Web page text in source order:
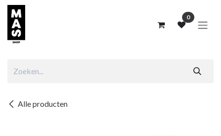
Overslaan naar inhoud
0
Alle producten